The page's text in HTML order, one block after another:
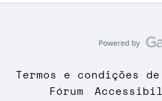
Termos e condições
Fórum